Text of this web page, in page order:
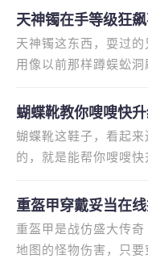
天神镯在手等级狂
天神镯这东西，耍过
用像以前那样蹲蜈蚣
蝴蝶靴教你嗖嗖快
蝴蝶靴这鞋子，看起
的，就是能帮你嗖嗖
重盔甲穿戴妥当在
重盔甲是战仿盛大传
地图的怪物伤害，只